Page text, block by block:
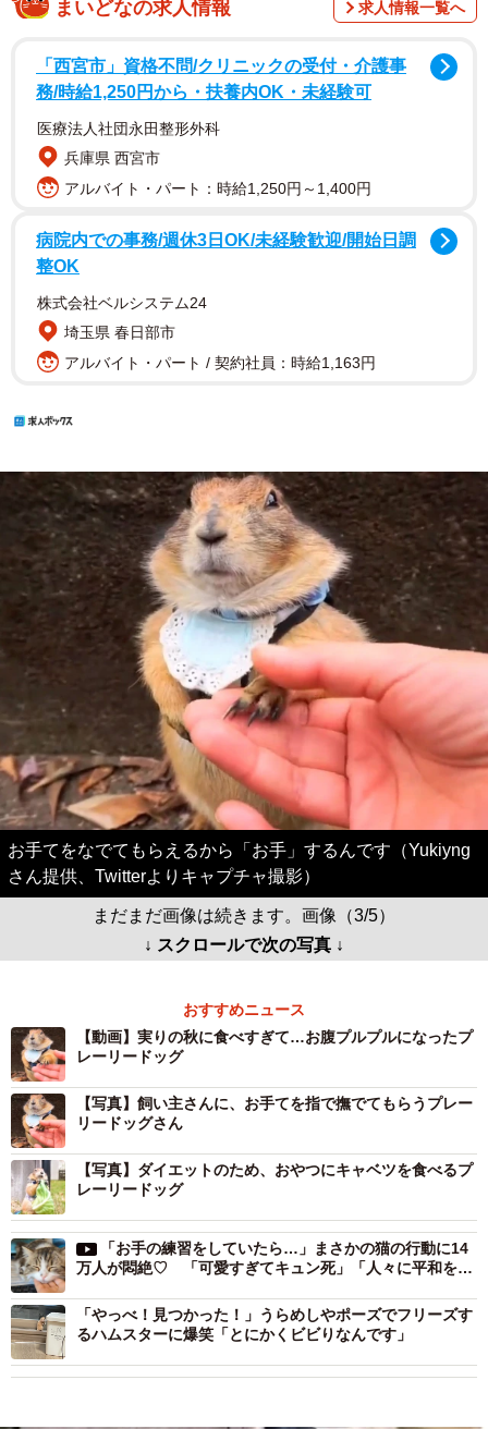
まいどなの求人情報 求人情報一覧へ
「西宮市」資格不問/クリニックの受付・介護事
務/時給1,250円から・扶養内OK・未経験可
医療法人社団永田整形外科
兵庫県 西宮市
アルバイト・パート：時給1,250円～1,400円
病院内での事務/週休3日OK/未経験歓迎/開始日調
整OK
株式会社ベルシステム24
埼玉県 春日部市
アルバイト・パート / 契約社員：時給1,163円
お手てをなでてもらえるから「お手」するんです（Yukiyng
さん提供、Twitterよりキャプチャ撮影）
まだまだ画像は続きます。画像（3/5）
↓ スクロールで次の写真 ↓
おすすめニュース
【動画】実りの秋に食べすぎて…お腹プルプルになったプ
レーリードッグ
【写真】飼い主さんに、お手てを指で撫でてもらうプレー
リードッグさん
【写真】ダイエットのため、おやつにキャベツを食べるプ
レーリードッグ
「お手の練習をしていたら…」まさかの猫の行動に14
万人が悶絶♡ 「可愛すぎてキュン死」「人々に平和をも
「やっべ！見つかった！」うらめしやポーズでフリーズす
るハムスターに爆笑「とにかくビビりなんです」